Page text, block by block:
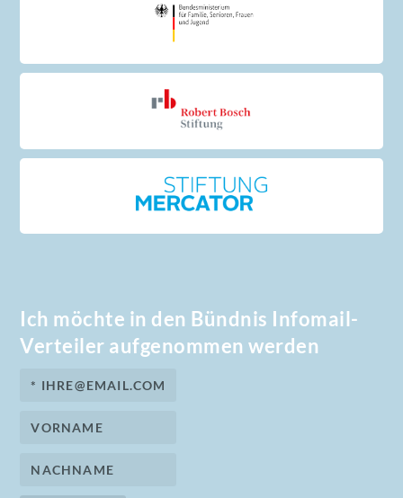
Ich möchte in den Bündnis Infomail-
Verteiler aufgenommen werden